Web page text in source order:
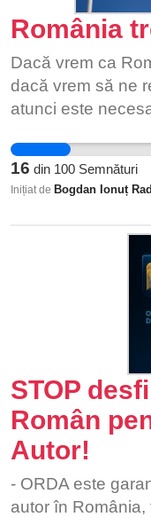
România
Dacă vrem ca
dacă vrem să ne
atunci este
poate reveni
austeritate, care,
creșterii
secolului este
16 din 100 Semnături
Inițiat de Bogdan Ionuț
STOP
Român
Autor!
- ORDA este
autor în